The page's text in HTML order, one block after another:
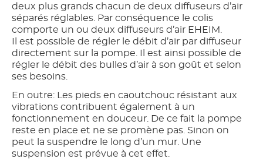
deux plus grands chacun de deux diffuseurs d’air
séparés réglables. Par conséquence le colis
comporte un ou deux diffuseurs d’air EHEIM.
Il est possible de régler le débit d’air par diffuseur
directement sur la pompe. Il est ainsi possible de
régler le débit des bulles d’air à son goût et selon
ses besoins.
En outre: Les pieds en caoutchouc résistant aux
vibrations contribuent également à un
fonctionnement en douceur. De ce fait la pompe
reste en place et ne se promène pas. Sinon on
peut la suspendre le long d’un mur. Une
suspension est prévue à cet effet.